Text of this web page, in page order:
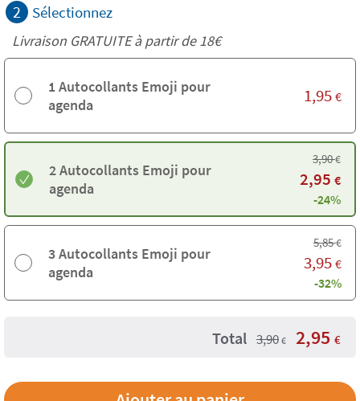
2 Sélectionnez
Livraison GRATUITE à partir de 18€
1 Autocollants Emoji pour
agenda
1,95 €
2 Autocollants Emoji pour
agenda
3,90€
2,95 €
-24%
3 Autocollants Emoji pour
agenda
5,85€
3,95 €
-32%
Total 3,90 € 2,95 €